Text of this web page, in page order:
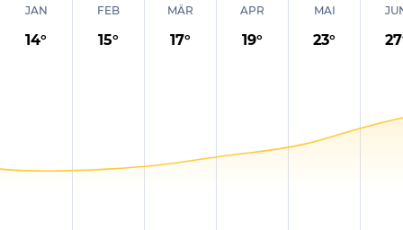
JAN
14°
FEB
15°
MÄR
17°
APR
19°
MAI
23° 27